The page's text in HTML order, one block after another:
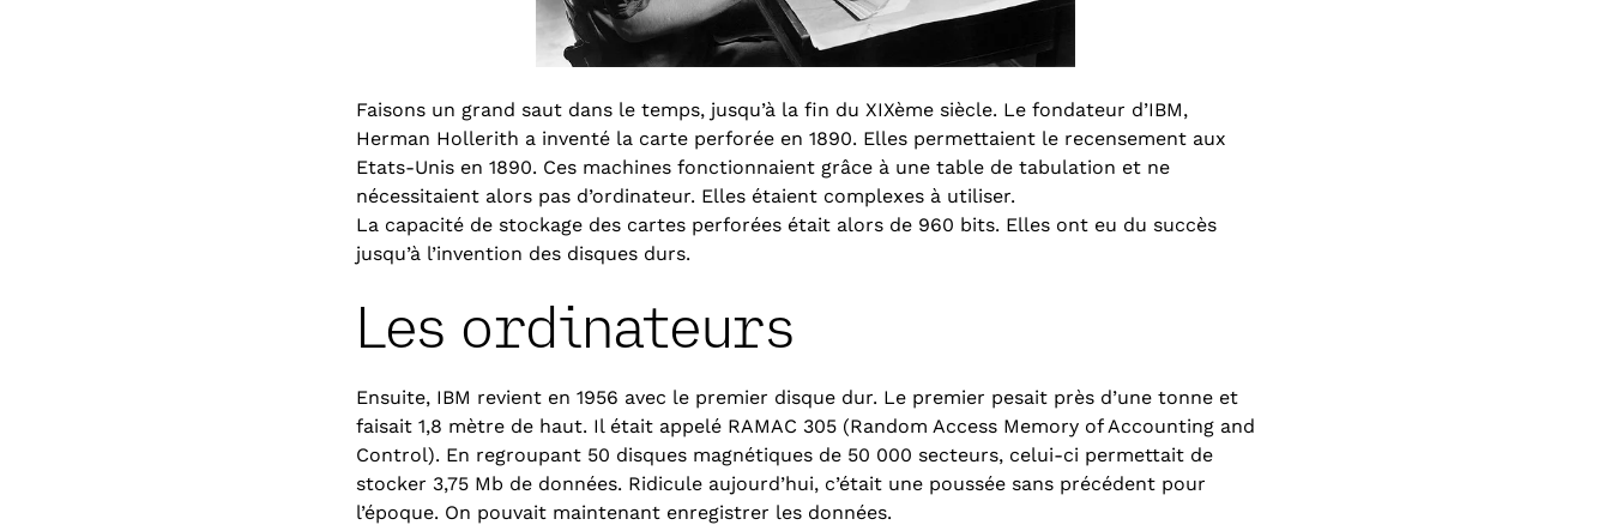
Faisons un grand saut dans le temps, jusqu’à la fin du XIXème siècle. Le fondateur d’IBM,
Herman Hollerith a inventé la carte perforée en 1890. Elles permettaient le recensement aux
Etats-Unis en 1890. Ces machines fonctionnaient grâce à une table de tabulation et ne
nécessitaient alors pas d’ordinateur. Elles étaient complexes à utiliser.
La capacité de stockage des cartes perforées était alors de 960 bits. Elles ont eu du succès
jusqu’à l’invention des disques durs.
Les ordinateurs
Ensuite, IBM revient en 1956 avec le premier disque dur. Le premier pesait près d’une tonne et
faisait 1,8 mètre de haut. Il était appelé RAMAC 305 (Random Access Memory of Accounting and
Control). En regroupant 50 disques magnétiques de 50 000 secteurs, celui-ci permettait de
stocker 3,75 Mb de données. Ridicule aujourd’hui, c’était une poussée sans précédent pour
l’époque. On pouvait maintenant enregistrer les données.